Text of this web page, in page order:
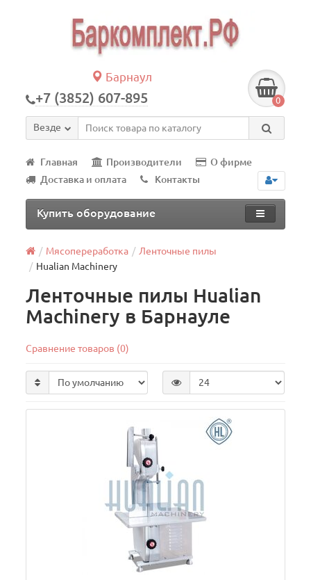
Барнаул
+7 (3852) 607-895 0
Везде
Главная Производители
О фирме
Доставка и оплата
Контакты
Купить оборудование
Мясопереработка
Ленточные пилы
Hualian Machinery
Ленточные пилы Hualian
Machinery в Барнауле
Сравнение товаров (0)